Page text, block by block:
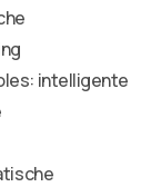
intelligente